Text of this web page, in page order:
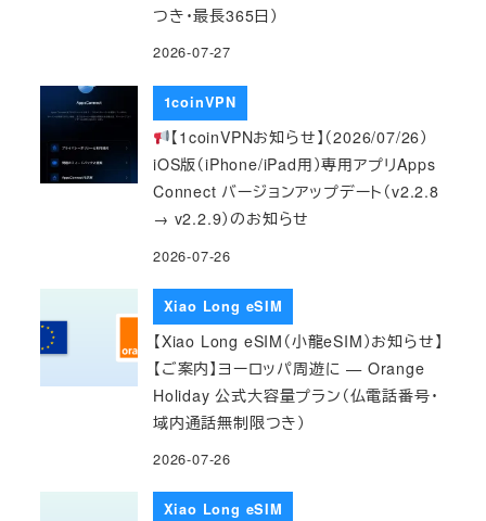
つき・最長365日）
2026-07-27
1coinVPN
【1coinVPNお知らせ】（2026/07/26）
iOS版（iPhone/iPad用）専用アプリApps
Connect バージョンアップデート（v2.2.8
→ v2.2.9）のお知らせ
2026-07-26
Xiao Long eSIM
【Xiao Long eSIM（小龍eSIM）お知らせ】
【ご案内】ヨーロッパ周遊に — Orange
Holiday 公式大容量プラン（仏電話番号・
域内通話無制限つき）
2026-07-26
Xiao Long eSIM